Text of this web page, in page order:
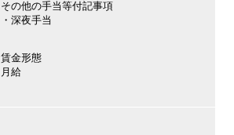
その他の手当等付記事項
・深夜手当
賃金形態
月給